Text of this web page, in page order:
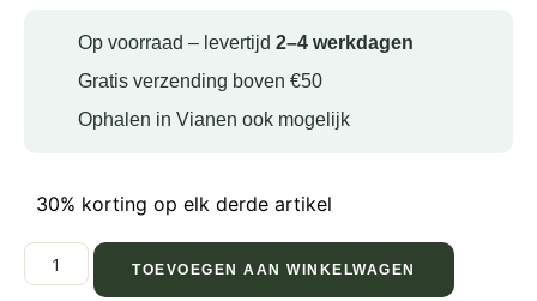
Op voorraad – levertijd 2–4 werkdagen
Gratis verzending boven €50
Ophalen in Vianen ook mogelijk
30% korting op elk derde artikel
TOEVOEGEN AAN WINKELWAGEN